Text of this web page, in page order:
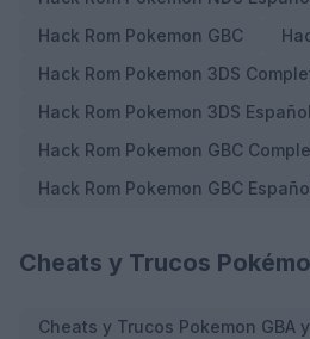
Hack Rom Pokemon GBC
Hack Rom Pokemon 3DS
Hack Rom Pokemon 3DS Español
Hack Rom Pokemon GBC
Hack Rom Pokemon GBC
Cheats y Trucos
Cheats y Trucos Pokemon GBA